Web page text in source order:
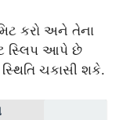
કરો અને તેના
સ્લિપ આપે છે
ચકાસી શકે.